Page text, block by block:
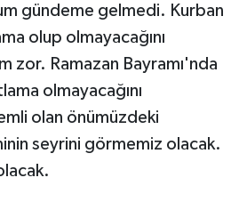
gündeme gelmedi. Kurban
olup olmayacağını
zor. Ramazan Bayramı'nda
olmayacağını
olan önümüzdeki
seyrini görmemiz olacak.